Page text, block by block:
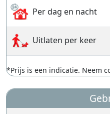
Per dag en nacht
Uitlaten per keer
*Prijs is een indicatie. Neem